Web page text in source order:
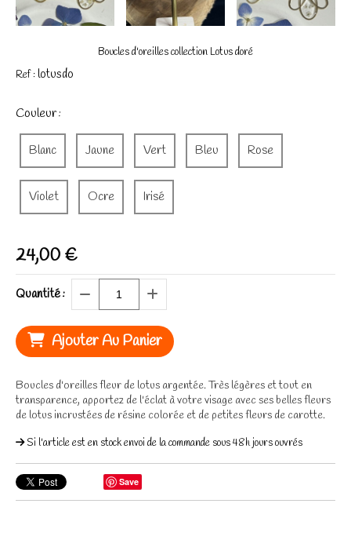
Boucles d'oreilles collection Lotus doré
Ref : lotusdo
Couleur :
Blanc Jaune Vert Bleu Rose
Violet Ocre Irisé
24,00 €
Quantité :
Ajouter Au Panier
Boucles d'oreilles fleur de lotus argentée. Très légères et tout en
transparence, apportez de l'éclat à votre visage avec ses belles fleurs
de lotus incrustées de résine colorée et de petites fleurs de carotte.
Si l'article est en stock envoi de la commande sous 48h jours ouvrés
Save